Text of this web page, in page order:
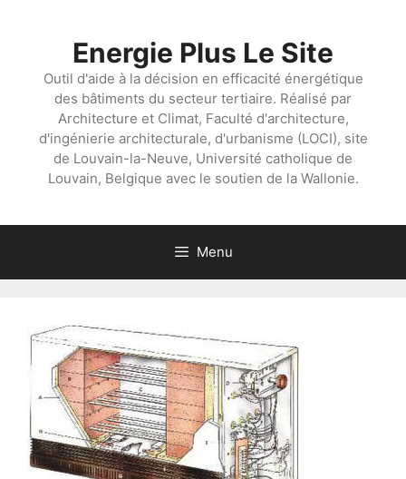
Energie Plus Le Site
Outil d'aide à la décision en efficacité énergétique
des bâtiments du secteur tertiaire. Réalisé par
Architecture et Climat, Faculté d'architecture,
d'ingénierie architecturale, d'urbanisme (LOCI), site
de Louvain-la-Neuve, Université catholique de
Louvain, Belgique avec le soutien de la Wallonie.
Menu